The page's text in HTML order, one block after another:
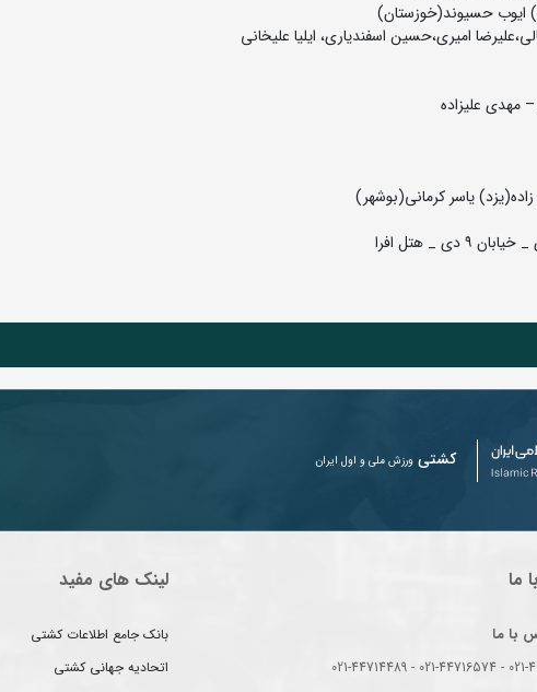
امیری،حسین اسفندیاری، ایلیا علیخانی
– مهدی علیزاده
یاسر کرمانی(بوشهر)
_ هتل افرا
کشتی ورزش ملی و اول ایران
ما
با ما
021-44714158
لینک های مفید
بانک جامع اطلاعات کشتی
اتحادیه جهانی کشتی